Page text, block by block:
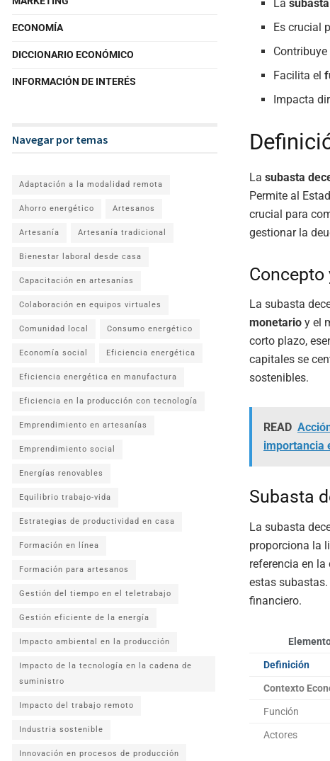
La
Es crucial
Facilita el
Impacta
La subasta
Permite al
crucial para
gestionar la
La subasta
monetario y el
corto plazo,
capitales se
sostenibles.
READ
importancia
Subasta
La subasta
proporciona la
referencia en
estas
financiero.
Definición
Contexto
Función
Actores
ECONOMÍA
DICCIONARIO ECONÓMICO
INFORMACIÓN DE INTERÉS
Navegar por temas
Adaptación a la modalidad remota
Ahorro energético Artesanos
Artesanía Artesanía tradicional
Bienestar laboral desde casa
Capacitación en artesanías
Colaboración en equipos virtuales
Comunidad local Consumo energético
Economía social Eficiencia energética
Eficiencia energética en manufactura
Eficiencia en la producción con tecnología
Emprendimiento en artesanías
Emprendimiento social
Energías renovables
Equilibrio trabajo-vida
Estrategias de productividad en casa
Formación en línea
Formación para artesanos
Gestión del tiempo en el teletrabajo
Gestión eficiente de la energía
Impacto ambiental en la producción
Impacto de la tecnología en la cadena de
suministro
Impacto del trabajo remoto
Industria sostenible
Innovación en procesos de producción